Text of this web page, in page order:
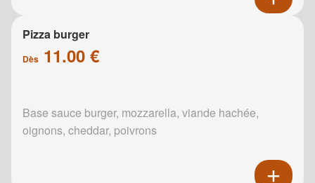
Pizza burger
Dès 11.00 €
Base sauce burger, mozzarella, viande hachée,
oignons, cheddar, poivrons